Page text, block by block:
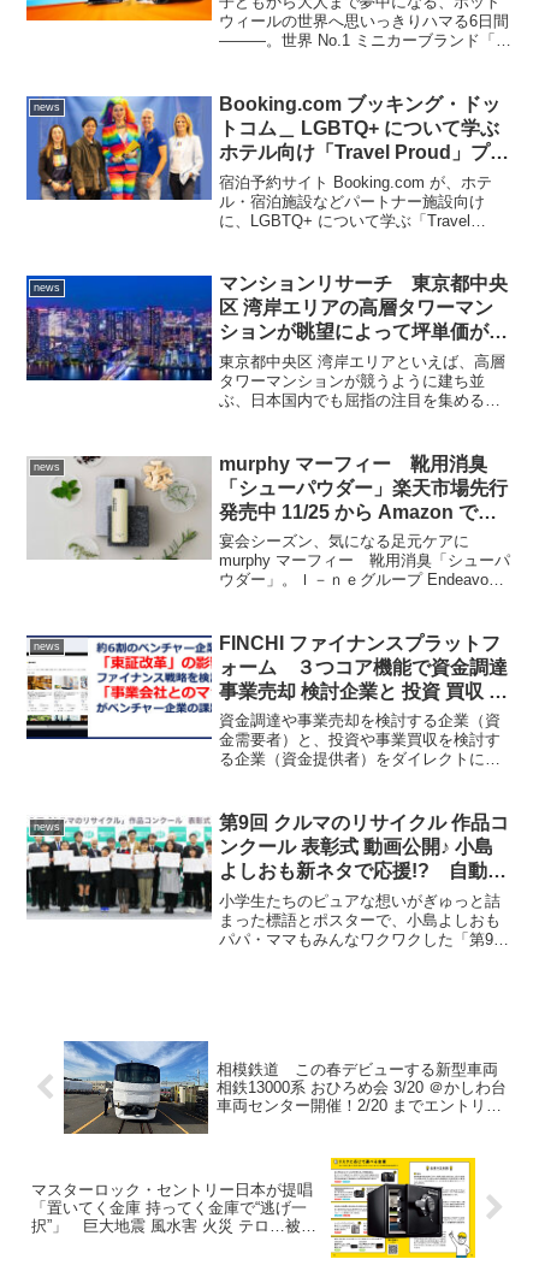
コース激走 OK♪ 会場限定 レジェ
ンドツアー ポルシェ 935 も販
ウィールの世界へ思いっきりハマる6日間
―――。世界 No.1 ミニカーブランド「ホ
WORLD」（ホットウィールワールド）
が、7...
news
Booking.com ブッキング・ドッ
トコム＿ LGBTQ+ について学ぶ
ホテル向け「Travel Proud」プロ
グラム日本語版を提供開始、無料
オンライントレーニングで認証取
得
宿泊予約サイト Booking.com が、ホテ
ル・宿泊施設などパートナー施設向け
に、LGBTQ+ について学ぶ「Travel
news
マンションリサーチ 東京都中央
区 湾岸エリアの高層タワーマン
ションが眺望によって坪単価が変
わる実態を公表 衝撃の結果が…
東京都中央区 湾岸エリアといえば、高層
タワーマンションが競うように建ち並
ぶ、日本国内でも屈指の注目を集める居
優れながらも、東京湾の開放的な景観を
楽しめるという点で、他に...
news
murphy マーフィー 靴用消臭
「シューパウダー」楽天市場先行
発売中 11/25 から Amazon で発
売 抗菌作用ある和漢×東洋ハー
ブの恵みで足のニオイ悩み対策
Endeavour
宴会シーズン、気になる足元ケアに
murphy マーフィー 靴用消臭「シューパ
ウダー」。Ｉ－ｎｅグループ Endeavour
消臭「シューパウダー」」を11月15...
news
FINCHI ファイナンスプラットフ
ォーム ３つコア機能で資金調達
事業売却 検討企業と 投資 買収 検
討企業をつなぐトレンド 気にな
る「ベンチャー企業のファイナン
ス戦略」に関する調査結果も
資金調達や事業売却を検討する企業（資
金需要者）と、投資や事業買収を検討す
る企業（資金提供者）をダイレクトにつ
FINCHI は、資金需要者が事業の魅力や経
営者の想いを動画で...
news
第9回 クルマのリサイクル 作品コ
ンクール 表彰式 動画公開♪ 小島
よしおも新ネタで応援!? 自動車
リサイクル促進センターJARC主
催
小学生たちのピュアな想いがぎゅっと詰
まった標語とポスターで、小島よしおも
パパ・ママもみんなワクワクした「第9回
相模鉄道 この春デビューする新型車両
相鉄13000系 おひろめ会 3/20 ＠かしわ台
車両センター開催！2/20 までエントリー
マスターロック・セントリー日本が提唱
「置いてく金庫 持ってく金庫で“逃げ一
択”」 巨大地震 風水害 火災 テロ…被災